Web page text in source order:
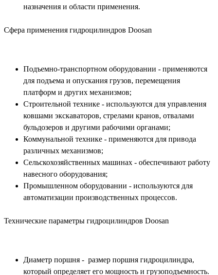
назначения и области применения.
Сфера применения гидроцилиндров Doosan
Подъемно-транспортном оборудовании - применяются
для подъема и опускания грузов, перемещения
платформ и других механизмов;
Строительной технике - используются для управления
ковшами экскаваторов, стрелами кранов, отвалами
бульдозеров и другими рабочими органами;
Коммунальной технике - применяются для привода
различных механизмов;
Сельскохозяйственных машинах - обеспечивают работу
навесного оборудования;
Промышленном оборудовании - используются для
автоматизации производственных процессов.
Технические параметры гидроцилиндров Doosan
Диаметр поршня - размер поршня гидроцилиндра,
который определяет его мощность и грузоподъемность.